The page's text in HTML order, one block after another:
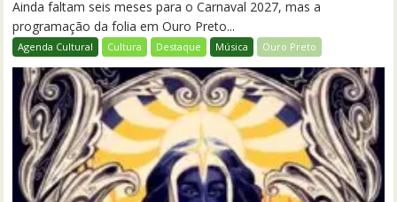
Ainda faltam seis meses para o Carnaval 2027, mas a
programação da folia em Ouro Preto...
Agenda Cultural Cultura Destaque Música Ouro Preto